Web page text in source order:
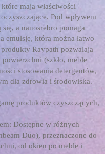
mają właściwości
Pod wpływem
a nanosrebro pomaga
emulsję, którą można łatwo
Raypath pozwalają
(szkło, meble
stosowania detergentów,
dla zdrowia i środowiska.
produktów czyszczących,
Dostępne w różnych
Duo), przeznaczone do
od okien po meble i